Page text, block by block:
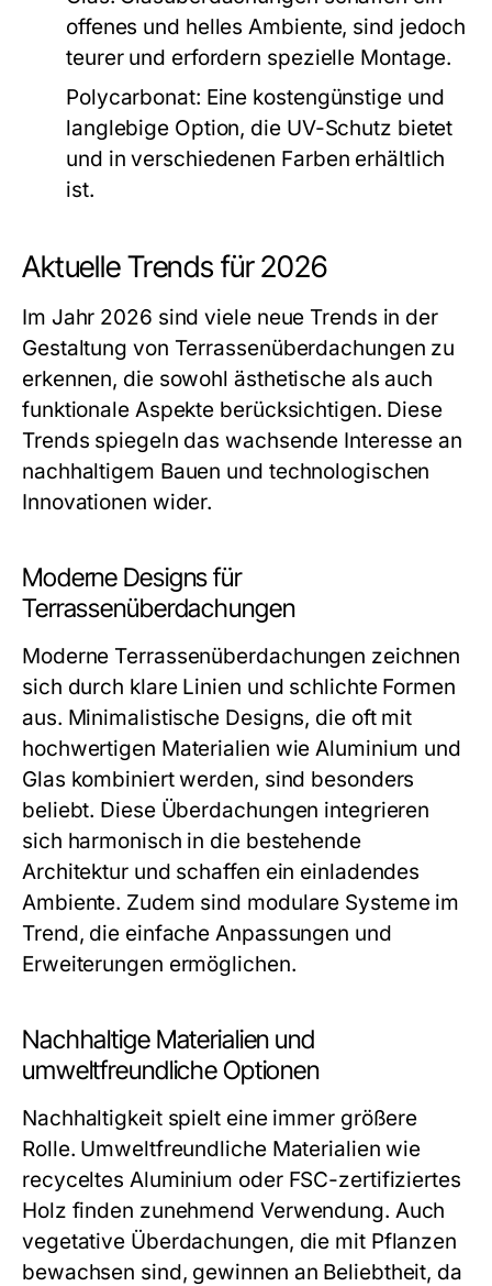
offenes und helles Ambiente, sind jedoch
teurer und erfordern spezielle Montage.
Polycarbonat: Eine kostengünstige und
langlebige Option, die UV-Schutz bietet
und in verschiedenen Farben erhältlich
ist.
Aktuelle Trends für 2026
Im Jahr 2026 sind viele neue Trends in der
Gestaltung von Terrassenüberdachungen zu
erkennen, die sowohl ästhetische als auch
funktionale Aspekte berücksichtigen. Diese
Trends spiegeln das wachsende Interesse an
nachhaltigem Bauen und technologischen
Innovationen wider.
Moderne Designs für
Terrassenüberdachungen
Moderne Terrassenüberdachungen zeichnen
sich durch klare Linien und schlichte Formen
aus. Minimalistische Designs, die oft mit
hochwertigen Materialien wie Aluminium und
Glas kombiniert werden, sind besonders
beliebt. Diese Überdachungen integrieren
sich harmonisch in die bestehende
Architektur und schaffen ein einladendes
Ambiente. Zudem sind modulare Systeme im
Trend, die einfache Anpassungen und
Erweiterungen ermöglichen.
Nachhaltige Materialien und
umweltfreundliche Optionen
Nachhaltigkeit spielt eine immer größere
Rolle. Umweltfreundliche Materialien wie
recyceltes Aluminium oder FSC-zertifiziertes
Holz finden zunehmend Verwendung. Auch
vegetative Überdachungen, die mit Pflanzen
bewachsen sind, gewinnen an Beliebtheit, da